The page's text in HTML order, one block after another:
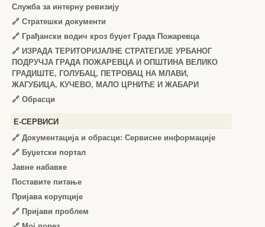
Служба за интерну ревизију
🔗 Стратешки документи
🔗 Грађански водич кроз буџет Града Пожаревца
🔗 ИЗРАДА ТЕРИТОРИЈАЛНЕ СТРАТЕГИЈЕ УРБАНОГ
ПОДРУЧЈА ГРАДА ПОЖАРЕВЦА И ОПШТИНА ВЕЛИКО
ГРАДИШТЕ, ГОЛУБАЦ, ПЕТРОВАЦ НА МЛАВИ,
ЖАГУБИЦА, КУЧЕВО, МАЛО ЦРНИЋЕ И ЖАБАРИ
🔗 Обрасци
Е-СЕРВИСИ
🔗 Документација и обрасци: Сервисне информације
🔗 Буџетски портал
Јавне набавке
Поставите питање
Пријава корупције
🔗 Пријави проблем